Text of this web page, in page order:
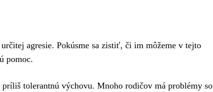
agresie. Pokúsme sa zistiť, či im môžeme v tejto
pomoc.
tolerantnú výchovu. Mnoho rodičov má problémy so